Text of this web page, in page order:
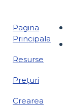
Pagina
Principala
Resurse
Prețuri
Crearea